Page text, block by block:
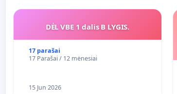
DĖL VBE 1 dalis B LYGIS.
17 parašai
17 Parašai / 12 mėnesiai
15 Jun 2026